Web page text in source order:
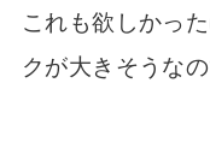
これも欲しかっ
クが大きそうな